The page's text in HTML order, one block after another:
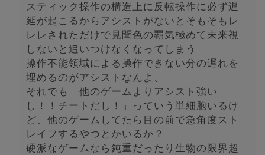
スティック操作の構造上に反転操作に必ず遅
延が起こるからアシストがないとそもそもレ
レレされただけで見聞色の覇気極めて未来視
しないと追いつけなくなってしまう
操作不能領域による操作できない分の遅れを
埋めるのがアシストなんよ、
それでも「他のゲームよりアシスト強い
し！！チートだし！」っていう単細胞いるけ
ど、他のゲームしてたら目の前で急角度スト
レイフするやつとかいるか？
硬派なゲームなら鈍重だったり生物の限界超